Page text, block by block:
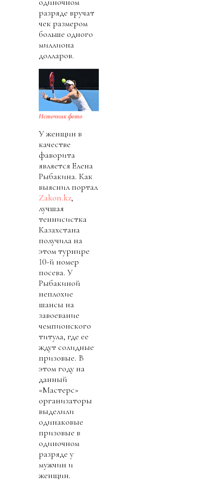
разряде вручат
чек размером
больше одного
миллиона
долларов.
Источник фото
У женщин в
качестве
фаворита
является Елена
Рыбакина. Как
выяснил портал
Zakon.kz,
лучшая
теннисистка
Казахстана
получила на
этом турнире
10-й номер
посева. У
Рыбакиной
неплохие
шансы на
завоевание
чемпионского
титула, где ее
ждут солидные
призовые. В
этом году на
данный
«Мастерс»
организаторы
выделили
одинаковые
призовые в
одиночном
разряде у
мужчин и
женщин.